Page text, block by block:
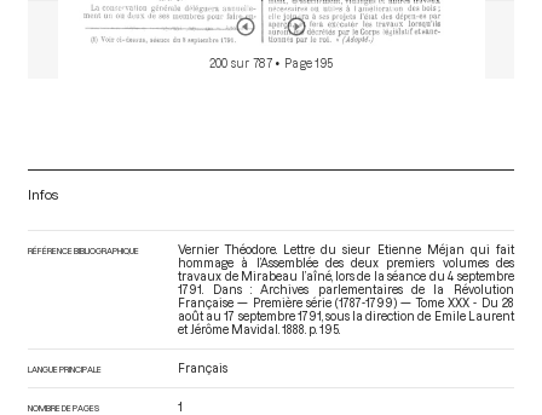
200 sur 787 • Page 195
Infos
RÉFÉRENCE BIBLIOGRAPHIQUE
Vernier Théodore. Lettre du sieur Etienne Méjan qui fait
hommage à l’Assemblée des deux premiers volumes des
travaux de Mirabeau l’aîné, lors de la séance du 4 septembre
1791. Dans : Archives parlementaires de la Révolution
Française — Première série (1787-1799) — Tome XXX - Du 28
août au 17 septembre 1791 , sous la direction de Emile Laurent
et Jérôme Mavidal. 1888. p. 195.
LANGUE PRINCIPALE Français
NOMBRE DE PAGES 1